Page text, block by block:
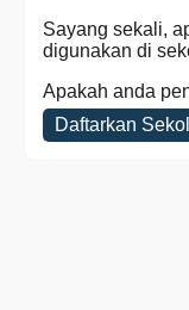
Sayang sekali,
digunakan di
Apakah anda
Daftarkan